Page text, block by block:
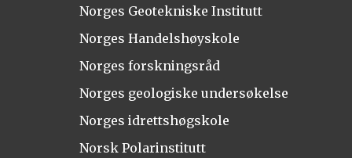
Norges Geotekniske Institutt
Norges Handelshøyskole
Norges forskningsråd
Norges geologiske undersøkelse
Norges idrettshøgskole
Norsk Polarinstitutt